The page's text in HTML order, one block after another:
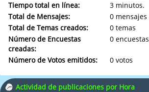
Tiempo total en línea:
3 minutos.
Total de Mensajes:
0 mensajes
Total de Temas creados:
0 temas
Número de Encuestas
creadas:
0 encuestas
Número de Votos emitidos: 0 votos
Actividad de publicaciones por Hora